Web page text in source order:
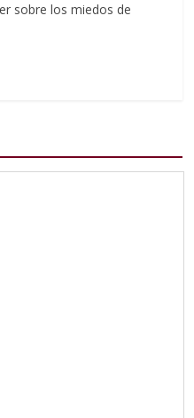
sobre los miedos de